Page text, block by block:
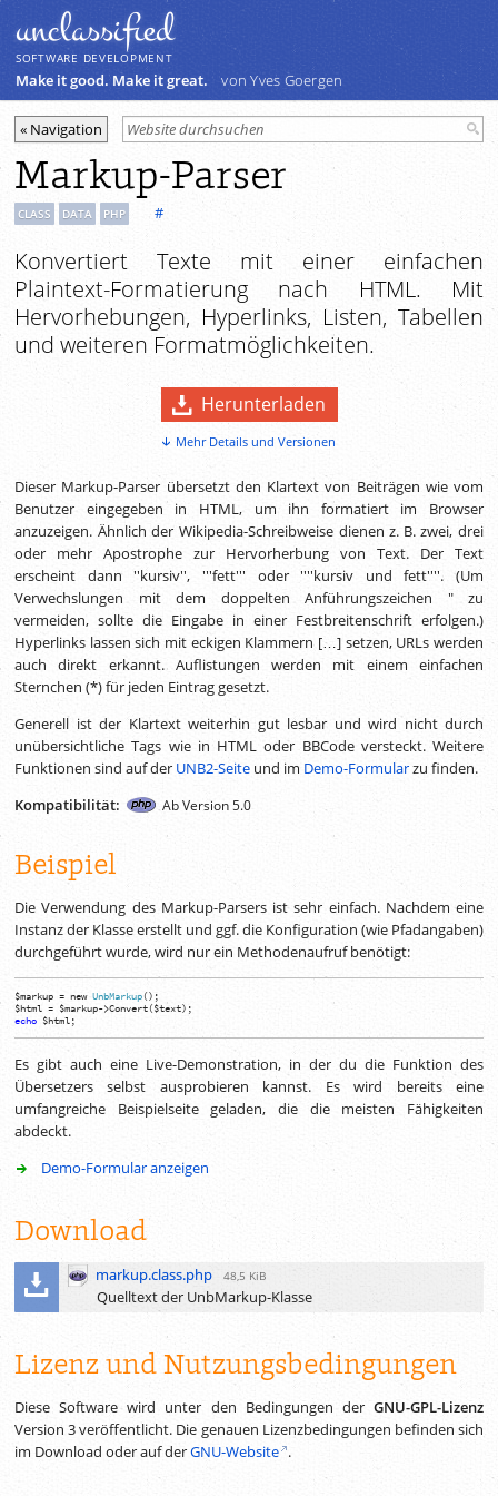
unclassiﬁed
SOFTWARE DEVELOPMENT
Make it good. Make it great. von Yves Goergen
Markup-Parser
CLASS DATA PHP #
Konvertiert Texte mit einer einfachen
Plaintext-Formatierung nach HTML. Mit
Hervorhebungen, Hyperlinks, Listen, Tabellen
und weiteren Formatmöglichkeiten.
Herunterladen
Mehr Details und Versionen
Dieser Markup-Parser übersetzt den Klartext von Beiträgen wie vom
Benutzer eingegeben in HTML, um ihn formatiert im Browser
anzuzeigen. Ähnlich der Wikipedia-Schreibweise dienenz. B.zwei, drei
oder mehr Apostrophe zur Hervorherbung von Text. Der Text
erscheint dann ''kursiv'', '''fett''' oder ''''kursiv und fett''''. (Um
Verwechslungen mit dem doppelten Anführungszeichen " zu
vermeiden, sollte die Eingabe in einer Festbreitenschrift erfolgen.)
Hyperlinks lassen sich mit eckigen Klammern […] setzen, URLs werden
auch direkt erkannt. Auflistungen werden mit einem einfachen
Sternchen (*) für jeden Eintrag gesetzt.
Generell ist der Klartext weiterhin gut lesbar und wird nicht durch
unübersichtliche Tags wie in HTML oder BBCode versteckt. Weitere
Funktionen sind auf der UNB2-Seite und im Demo-Formularzu finden.
Kompatibilität:
Ab Version 5.0
Beispiel
Die Verwendung des Markup-Parsers ist sehr einfach. Nachdem eine
Instanz der Klasse erstellt und ggf. die Konfiguration (wie Pfadangaben)
durchgeführt wurde, wird nur ein Methodenaufruf benötigt:
$markup = new UnbMarkup() ;
$html = $markup->Convert($text) ;
echo $html ;
Es gibt auch eine Live-Demonstration, in der du die Funktion des
Übersetzers selbst ausprobieren kannst. Es wird bereits eine
umfangreiche Beispielseite geladen, die die meisten Fähigkeiten
abdeckt.
Demo-Formular anzeigen
Download
markup.class.php 48,5 KiB
Quelltext der UnbMarkup-Klasse
Lizenz und Nutzungsbedingungen
Diese Software wird unter den Bedingungen der GNU-GPL-Lizenz
Version 3 veröffentlicht. Die genauen Lizenzbedingungen befinden sich
im Download oder auf derGNU-Website .